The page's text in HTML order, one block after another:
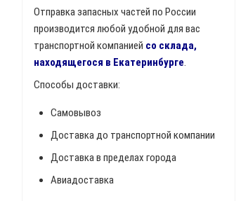
Отправка запасных частей по России
производится любой удобной для вас
транспортной компанией со склада,
находящегося в Екатеринбурге.
Способы доставки:
Самовывоз
Доставка до транспортной компании
Доставка в пределах города
Авиадоставка